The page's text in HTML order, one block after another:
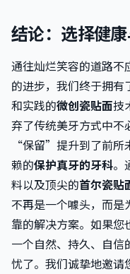
结论：选择健
通往灿烂笑容的道路不
的进步，我们终于拥有
和实践的微创瓷贴面技
弃了传统美牙方式中
“保留”提升到了前所
赖的保护真牙的牙科。
料以及顶尖的首尔瓷贴
不再是一个噱头，而
靠的解决方案。如果您
一个自然、持久、自
忧了。我们诚挚地邀